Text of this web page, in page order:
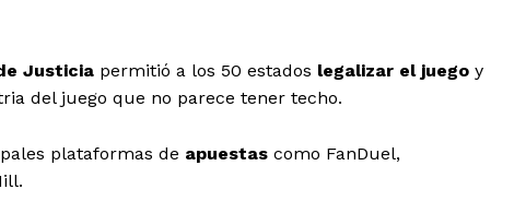
Justicia permitió a los 50 estados legalizar el juego y
del juego que no parece tener techo.
plataformas de apuestas como FanDuel,